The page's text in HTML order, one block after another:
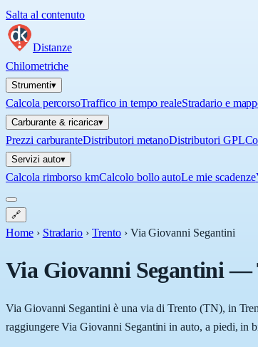
Salta al contenuto
Distanze
Chilometriche
Strumenti▾
Calcola percorsoTraffico in tempo realeStradario e
Carburante & ricarica▾
Prezzi carburanteDistributori metanoDistributori GPL
Servizi auto▾
Calcola rimborso kmCalcolo bollo autoLe mie scadenze
🔗
Home › Stradario › Trento › Via Giovanni Segantini
Via Giovanni Segantini—
Via Giovanni Segantini è una via di Trento (TN), in
raggiungere Via Giovanni Segantini in auto, a piedi, in